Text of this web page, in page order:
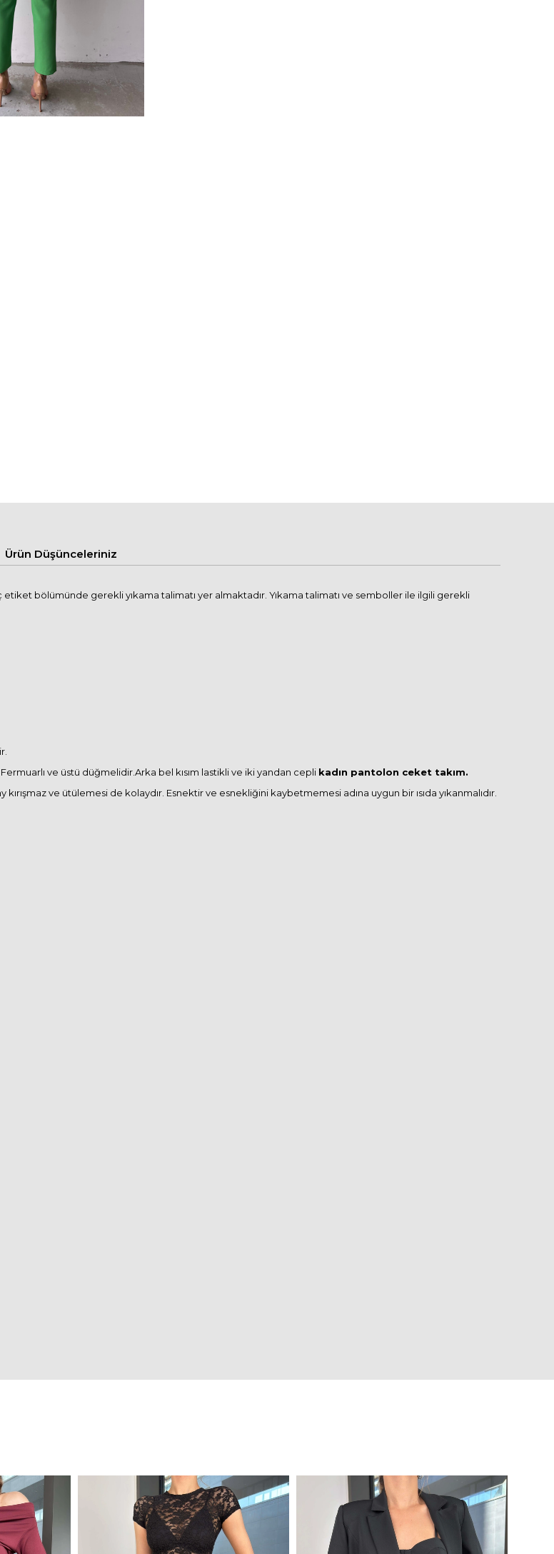
Ürün Düşünceleriniz
bölümünde gerekli yıkama talimatı yer almaktadır. Yıkama talimatı ve semboller ile ilgili gerekli
Fermuarlı ve üstü düğmelidir.Arka bel kısım lastikli ve iki yandan cepli kadın pantolon ceket takım.
ve ütülemesi de kolaydır. Esnektir ve esnekliğini kaybetmemesi adına uygun bir ısıda yıkanmalıdır.